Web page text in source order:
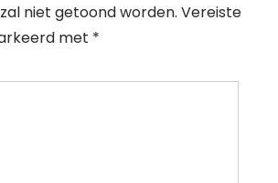
niet getoond worden. Vereiste
met *